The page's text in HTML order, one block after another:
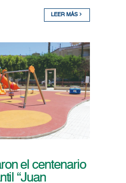
LEER MÁS
el centenario
“Juan